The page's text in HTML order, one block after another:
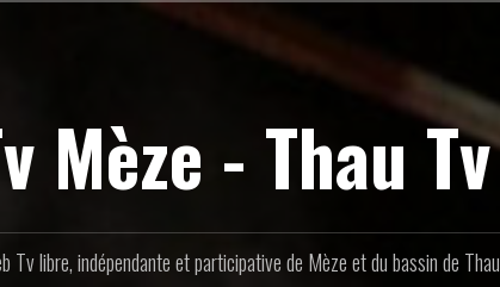
Mèze - Thau Tv
Tv libre, indépendante et participative de Mèze et du bassin de Thau